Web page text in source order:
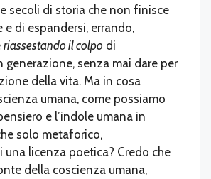
secoli di storia che non finisce
e di espandersi, errando,
riassestando il colpo di
generazione, senza mai dare per
della vita. Ma in cosa
umana, come possiamo
e l’indole umana in
solo metaforico,
licenza poetica? Credo che
della coscienza umana,